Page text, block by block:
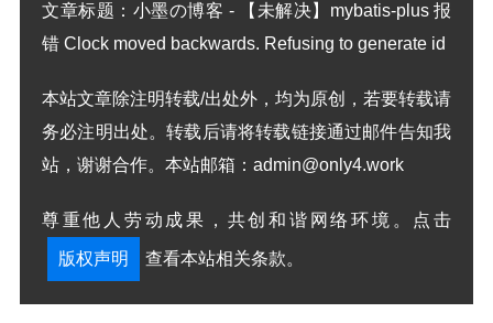
文章标题： 小墨の博客 - 【未解决】mybatis-plus 报
错 Clock moved backwards. Refusing to generate id
本站文章除注明转载/出处外，均为原创，若要转载请
务必注明出处。转载后请将转载链接通过邮件告知我
站，谢谢合作。本站邮箱：admin@only4.work
尊重他人劳动成果，共创和谐网络环境。点击
版权声明 查看本站相关条款。